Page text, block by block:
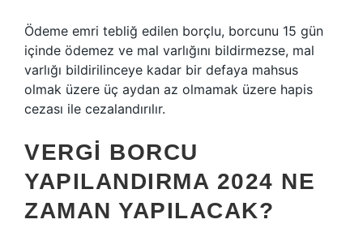
Ödeme emri tebliğ edilen borçlu, borcunu 15 gün
içinde ödemez ve mal varlığını bildirmezse, mal
varlığı bildirilinceye kadar bir defaya mahsus
olmak üzere üç aydan az olmamak üzere hapis
cezası ile cezalandırılır.
VERGI BORCU
YAPILANDIRMA 2024 NE
ZAMAN YAPILACAK?